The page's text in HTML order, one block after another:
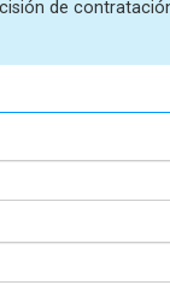
de
real de los